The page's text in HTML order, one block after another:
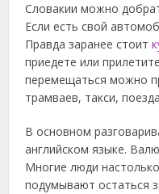
Словакии можно
Если есть свой
Правда заранее стоит
приедете или
перемещаться можно
трамваев, такси,
В основном
английском языке.
Многие люди
подумывают остаться